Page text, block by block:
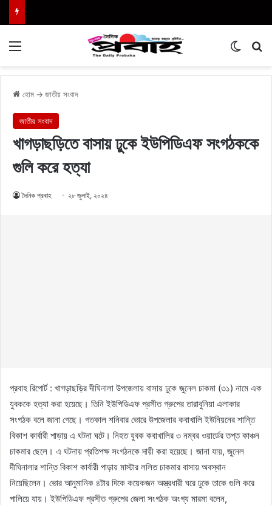
হোম → জাতীয় সংবাদ
জাতীয় সংবাদ
খাগড়াছড়িতে বাসায় ঢুকে ইউপিডিএফ সংগঠককে
গুলি করে হত্যা
দৈনিক প্রবাহ ২৮ জুলাই, ২০২৪
প্রবাহ রিপোর্ট : খাগড়াছড়ির দীঘিনালা উপজেলায় বাসায় ঢুকে জুনেল চাকমা (৩১) নামে এক
যুবককে হত্যা করা হয়েছে। তিনি ইউপিডিএফ প্রসীত গ্রুপের তারাবুনিয়া এলাকার
সংগঠক বলে জানা গেছে। গতকাল শনিবার ভোরে উপজেলার কবাখালি ইউনিয়নের শান্তি
বিকাশ কার্বারী পাড়ায় এ ঘটনা ঘটে। নিহত যুবক কবাখালির ৩ নম্বর ওয়ার্ডের তপ্ত কাঞ্চন
চাকমার ছেলে। এ ঘটনায় প্রতিপক্ষ সংগঠনকে দায়ী করা হয়েছে। জানা যায়, জুনেল
দীঘিনালার শান্তি বিকাশ কার্বারী পাড়ায় মাস্টার ললিত চাকমার বাসায় অবস্থান
নিয়েছিলেন। ভোর আনুমানিক ৪টার দিকে কয়েকজন অস্ত্রধারী ঘরে ঢুকে তাকে গুলি করে
পালিয়ে যায়। ইউপিডিএফ প্রসীত গ্রুপের জেলা সংগঠক অংগ্য মারমা বলেন,